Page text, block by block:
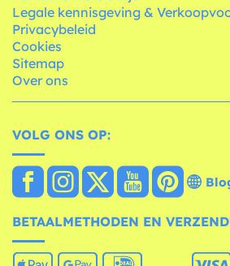
Legale kennisgeving &
Privacybeleid
Cookies
Sitemap
Over ons
VOLG ONS OP:
BETAALMETHODEN EN